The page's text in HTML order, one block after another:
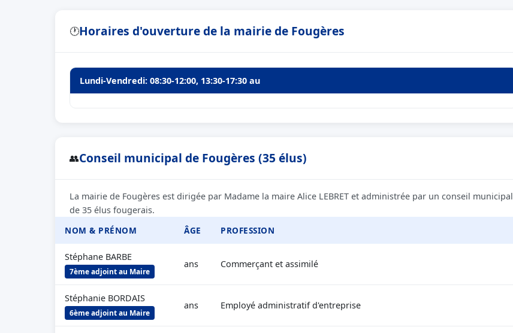
🕐Horaires d'ouverture de la mairie de Fougères
Lundi-Vendredi: 08:30-12:00, 13:30-17:30 au
👥Conseil municipal de Fougères (35 élus)
La mairie de Fougères est dirigée par Madame la maire Alice LEBRET et administrée par un conseil municipal
de 35 élus fougerais.
NOM & PRÉNOM
ÂGE PROFESSION
Stéphane BARBE
7ème adjoint au Maire
ans Commerçant et assimilé
Stéphanie BORDAIS
6ème adjoint au Maire
ans Employé administratif d'entreprise